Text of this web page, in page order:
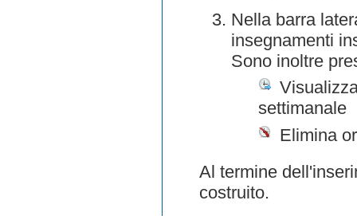
Nella barra
insegnamenti
Sono inoltre
settimanale
Elimina
Al termine
costruito.